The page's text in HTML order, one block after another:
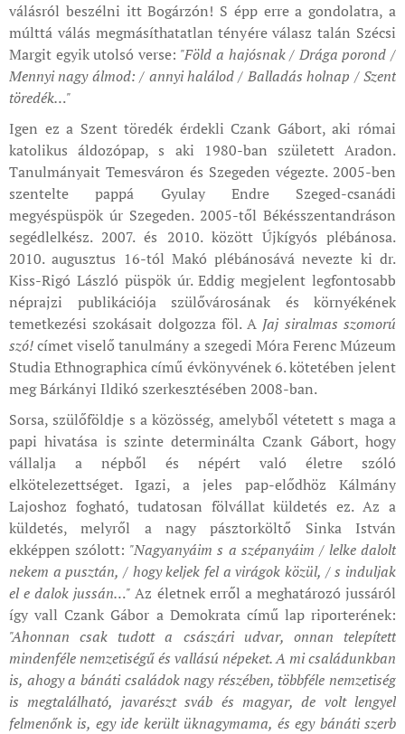
válásról beszélni itt Bogárzón! S épp erre a gondolatra, a
múlttá válás megmásíthatatlan tényére válasz talán Szécsi
Margit egyik utolsó verse: "Föld a hajósnak / Drága porond /
Mennyi nagy álmod: / annyi halálod / Balladás holnap / Szent
töredék…"
Igen ez a Szent töredék érdekli Czank Gábort, aki római
katolikus áldozópap, s aki 1980-ban született Aradon.
Tanulmányait Temesváron és Szegeden végezte. 2005-ben
szentelte pappá Gyulay Endre Szeged-csanádi
megyéspüspök úr Szegeden. 2005-től Békésszentandráson
segédlelkész. 2007. és 2010. között Újkígyós plébánosa.
2010. augusztus 16-tól Makó plébánosává nevezte ki dr.
Kiss-Rigó László püspök úr. Eddig megjelent legfontosabb
néprajzi publikációja szülővárosának és környékének
temetkezési szokásait dolgozza föl. A Jaj siralmas szomorú
szó!címet viselő tanulmány a szegedi Móra Ferenc Múzeum
Studia Ethnographica című évkönyvének 6. kötetében jelent
meg Bárkányi Ildikó szerkesztésében 2008-ban.
Sorsa, szülőföldje s a közösség, amelyből vétetett s maga a
papi hivatása is szinte determinálta Czank Gábort, hogy
vállalja a népből és népért való életre szóló
elkötelezettséget. Igazi, a jeles pap-elődhöz Kálmány
Lajoshoz fogható, tudatosan fölvállat küldetés ez. Az a
küldetés, melyről a nagy pásztorköltő Sinka István
ekképpen szólott: "Nagyanyáim s a szépanyáim / lelke dalolt
nekem a pusztán, / hogy keljek fel a virágok közül, / s induljak
el e dalok jussán…" Az életnek erről a meghatározó jussáról
így vall Czank Gábor a Demokrata című lap riporterének:
"Ahonnan csak tudott a császári udvar, onnan telepített
mindenféle nemzetiségű és vallású népeket. A mi családunkban
is, ahogy a bánáti családok nagy részében, többféle nemzetiség
is megtalálható, javarészt sváb és magyar, de volt lengyel
felmenőnk is, egy ide került üknagymama, és egy bánáti szerb